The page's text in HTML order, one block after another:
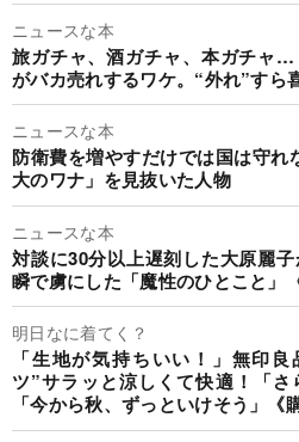
ニュースな本
旅ガチャ、酒ガチャ、本ガチャ…
がバカ売れするワケ。“外れ”すら
ニュースな本
防衛費を増やすだけでは国は守
大のワナ」を見抜いた人物
ニュースな本
対談に30分以上遅刻した大原麗
瞬で虜にした「魔性のひとこと」
明日なに着てく？
「生地が気持ちいい！」無印
ツ”サラッと涼しくて快適！「さ
「今から秋、ずっといけそう」《